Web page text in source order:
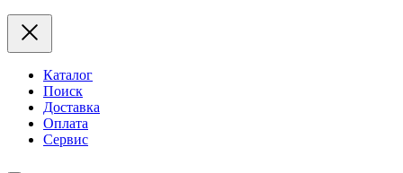
Каталог
Поиск
Доставка
Оплата
Сервис